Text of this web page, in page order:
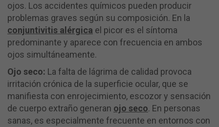
ojos. Los accidentes químicos pueden producir
problemas graves según su composición. En la
conjuntivitis alérgica el picor es el síntoma
predominante y aparece con frecuencia en ambos
ojos simultáneamente.
Ojo seco: La falta de lágrima de calidad provoca
irritación crónica de la superficie ocular, que se
manifiesta con enrojecimiento, escozor y sensación
de cuerpo extraño generan ojo seco. En personas
sanas, es especialmente frecuente en entornos con